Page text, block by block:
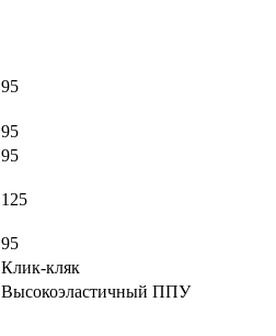
95
95
95
125
95
Клик-кляк
Высокоэластичный ППУ